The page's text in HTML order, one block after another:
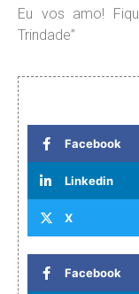
Eu vos amo!
Trindade”
Facebook
Linkedin
X
Facebook